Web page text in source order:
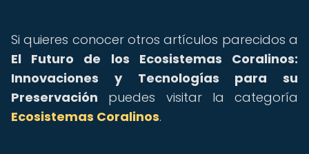
Si quieres conocer otros artículos parecidos a
El Futuro de los Ecosistemas Coralinos:
Innovaciones y Tecnologías para su
Preservación puedes visitar la categoría
Ecosistemas Coralinos.